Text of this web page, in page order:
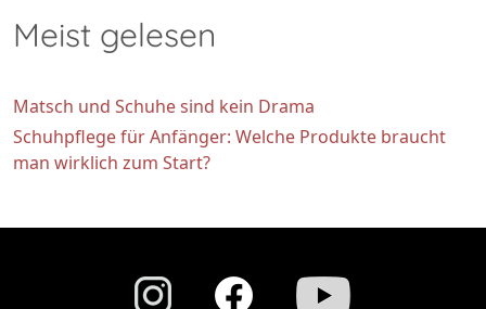
Meist gelesen
Matsch und Schuhe sind kein Drama
Schuhpflege für Anfänger: Welche Produkte braucht
man wirklich zum Start?